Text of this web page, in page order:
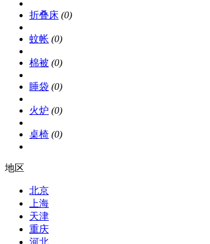
折叠床 (0)
蚊帐 (0)
棉被 (0)
睡袋 (0)
火炉 (0)
桌椅 (0)
地区
北京
上海
天津
重庆
河北